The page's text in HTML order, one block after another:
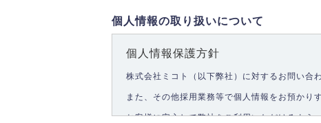
個人情報の取り扱いについて
個人情報保護方針
株式会社ミコト（以下弊社）に対するお問い合
また、その他採用業務等で個人情報をお預かり
お客様に安心して弊社をご利用いただけるよう